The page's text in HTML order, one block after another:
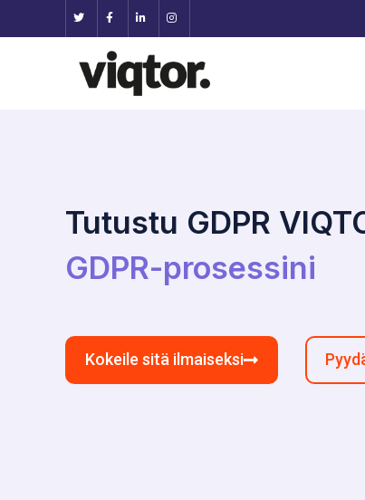
Tutustu GDPR
GDPR-prosessini
Kokeile sitä ilmaiseksi